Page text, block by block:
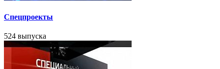
Спецпроекты
524 выпуска